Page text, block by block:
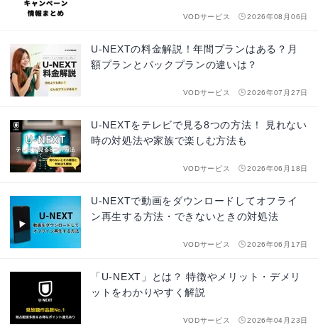
VODサービス 2026年08月06日
U-NEXTの料金解説！年間プランはある？月
額プランとパックプランの違いは？
VODサービス 2026年07月27日
U-NEXTをテレビで見る8つの方法！ 見れない
時の対処法や家族で楽しむ方法も
VODサービス 2026年06月18日
U-NEXTで動画をダウンロードしてオフライ
ン再生する方法・できないときの対処法
VODサービス 2026年06月17日
「U-NEXT」とは？ 特徴やメリット・デメリ
ットをわかりやすく解説
VODサービス 2026年04月23日